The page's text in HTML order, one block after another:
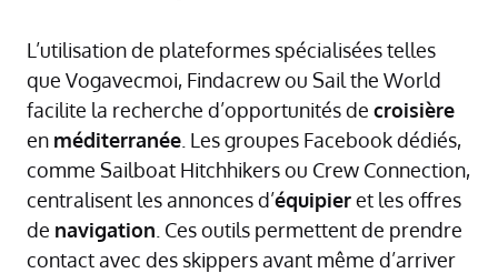
L’utilisation de plateformes spécialisées telles
que Vogavecmoi, Findacrew ou Sail the World
facilite la recherche d’opportunités de croisière
en méditerranée . Les groupes Facebook dédiés,
comme Sailboat Hitchhikers ou Crew Connection,
centralisent les annonces d’équipieret les offres
de navigation . Ces outils permettent de prendre
contact avec des skippers avant même d’arriver